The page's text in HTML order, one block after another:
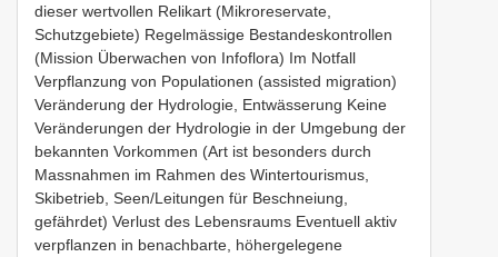
dieser wertvollen Relikart (Mikroreservate,
Schutzgebiete) Regelmässige Bestandeskontrollen
(Mission Überwachen von Infoflora) Im Notfall
Verpflanzung von Populationen (assisted migration)
Veränderung der Hydrologie, Entwässerung Keine
Veränderungen der Hydrologie in der Umgebung der
bekannten Vorkommen (Art ist besonders durch
Massnahmen im Rahmen des Wintertourismus,
Skibetrieb, Seen/Leitungen für Beschneiung,
gefährdet) Verlust des Lebensraums Eventuell aktiv
verpflanzen in benachbarte, höhergelegene